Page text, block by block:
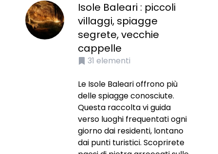
Isole Baleari : piccoli
villaggi, spiagge
segrete, vecchie
cappelle
31 elementi
Le Isole Baleari offrono più
delle spiagge conosciute.
Questa raccolta vi guida
verso luoghi frequentati ogni
giorno dai residenti, lontano
dai punti turistici. Scoprirete